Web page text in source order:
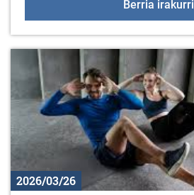
Berria irakurri
2026/03/26